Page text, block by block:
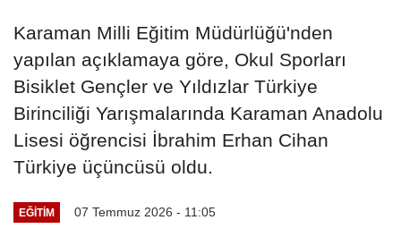
Karaman Milli Eğitim Müdürlüğü'nden
yapılan açıklamaya göre, Okul Sporları
Bisiklet Gençler ve Yıldızlar Türkiye
Birinciliği Yarışmalarında Karaman Anadolu
Lisesi öğrencisi İbrahim Erhan Cihan
Türkiye üçüncüsü oldu.
EĞITIM 07 Temmuz 2026 - 11:05